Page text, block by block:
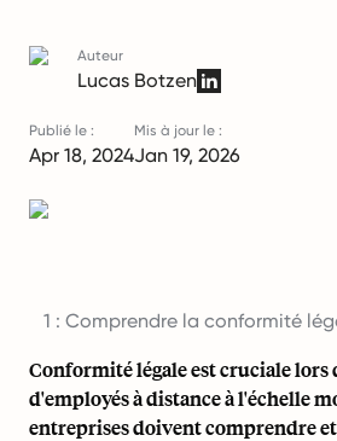
Auteur
Lucas Botzen
Publié le :
Apr 18, 2024
Mis à jour le :
Jan 19, 2026
1 : Comprendre la conformité
Conformité légale est cruciale lors
d'employés à distance à l'échelle
entreprises doivent comprendre